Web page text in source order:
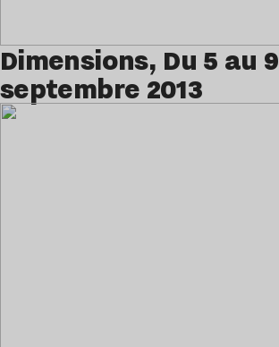
Dimensions, Du 5 au 9
septembre 2013